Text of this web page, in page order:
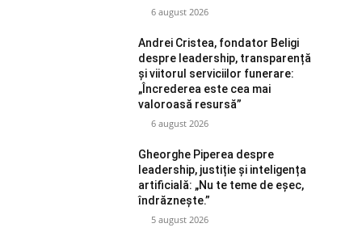
6 august 2026
Andrei Cristea, fondator Beligi
despre leadership, transparență
și viitorul serviciilor funerare:
„Încrederea este cea mai
valoroasă resursă”
6 august 2026
Gheorghe Piperea despre
leadership, justiție și inteligența
artificială: „Nu te teme de eșec,
îndrăznește.”
5 august 2026